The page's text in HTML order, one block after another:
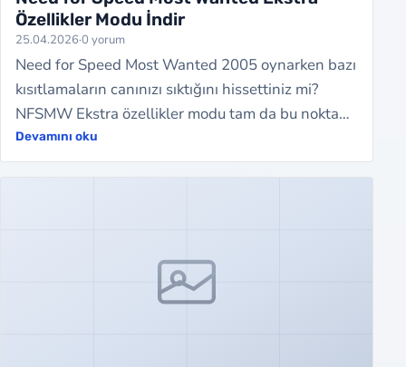
Özellikler Modu İndir
25.04.2026·0 yorum
Need for Speed Most Wanted 2005 oynarken bazı
kısıtlamaların canınızı sıktığını hissettiniz mi?
NFSMW Ekstra özellikler modu tam da bu noktada
devreye giriyor. Oyunun motoruna deri…
Devamını oku